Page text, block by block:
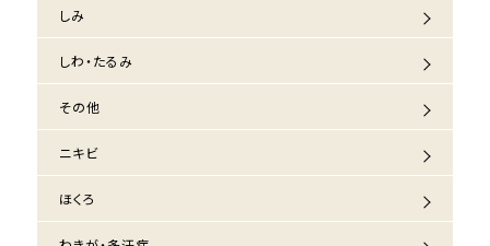
しみ
しわ・たるみ
その他
ニキビ
ほくろ